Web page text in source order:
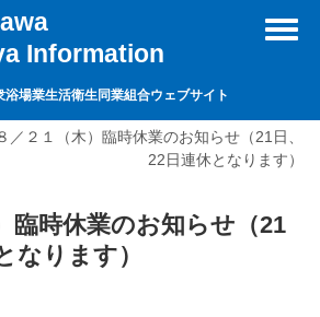
Information
浴場業生活衛生同業組合ウェブサイト
／２１（木）臨時休業のお知らせ（21日、
22日連休となります）
臨時休業のお知らせ（21
なります）